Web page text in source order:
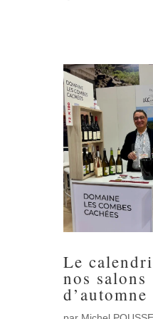
Le
nos salons
d’automne